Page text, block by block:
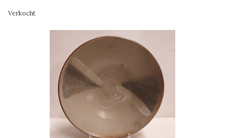
Verkocht